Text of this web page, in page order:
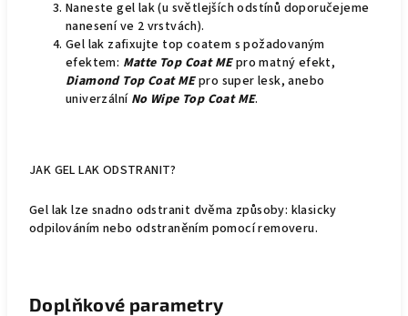
Naneste gel lak (u světlejších odstínů doporučejeme
nanesení ve 2 vrstvách).
Gel lak zafixujte top coatem s požadovaným
efektem: Matte Top Coat MEpro matný efekt,
Diamond Top Coat MEpro super lesk, anebo
univerzální No Wipe Top Coat ME.
JAK GEL LAK ODSTRANIT?
Gel lak lze snadno odstranit dvěma způsoby: klasicky
odpilováním nebo odstraněním pomocí removeru.
Doplňkové parametry